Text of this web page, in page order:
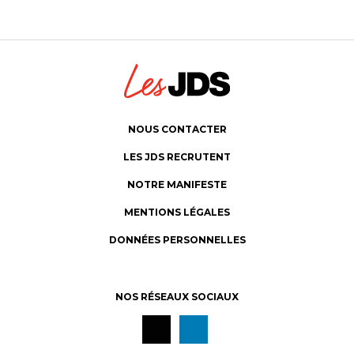
NOUS CONTACTER
LES JDS RECRUTENT
NOTRE MANIFESTE
MENTIONS LÉGALES
DONNÉES PERSONNELLES
NOS RÉSEAUX SOCIAUX